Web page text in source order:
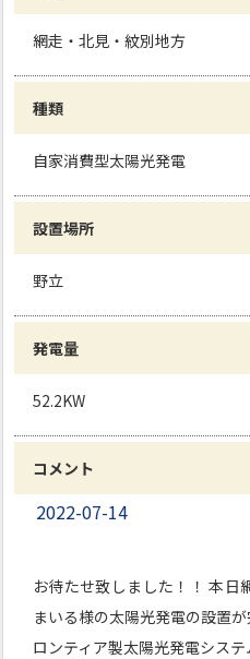
網走・北見・紋別地方
種類
自家消費型太陽光発電
設置場所
野立
発電量
52.2KW
コメント
2022-07-14
お待たせ致しました！！ 本日
まいる様の太陽光発電の設置
ロンティア製太陽光発電シス